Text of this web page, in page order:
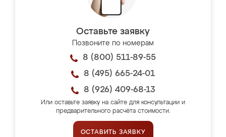
Оставьте заявку
Позвоните по номерам
8 (800) 511-89-55
8 (495) 665-24-01
8 (926) 409-68-13
Или оставьте заявку на сайте для консультации и
предварительного расчёта стоимости.
ОСТАВИТЬ ЗАЯВКУ